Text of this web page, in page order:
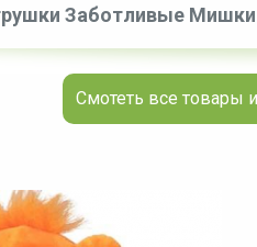
Заботливые Мишки
Смотеть все товары